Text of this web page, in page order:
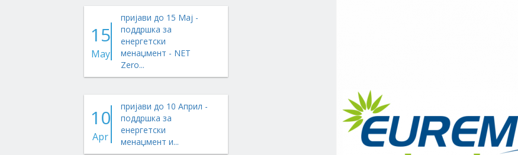
15
May
пријави до 15 Мај -
поддршка за
енергетски
менаџмент - NET
Zero...
10
Apr
пријави до 10 Април -
поддршка за
енергетски
менаџмент и...